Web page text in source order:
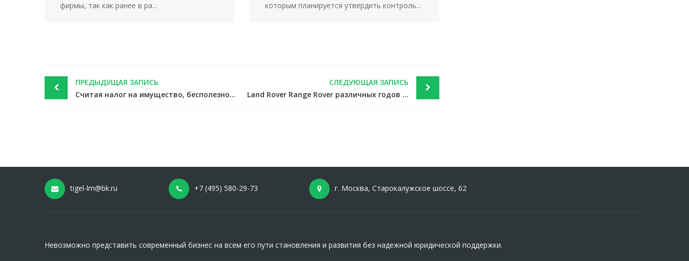
фирмы, так как ранее в ра...
которым планируется утвердить контроль...
Post
navigation
ПРЕДЫДУЩАЯ ЗАПИСЬ
Считая налог на имущество, бесполезно уменьшать кадастровую стоимость на НДС — новости налоги
СЛЕДУЮЩАЯ ЗАПИСЬ
Land Rover Range Rover различных годов выпуска: нужен ли коэффициент к налогу — новости налоги
tigel-lm@bk.ru +7 (495) 580-29-73 г. Москва, Старокалужское шоссе, 62
Невозможно представить современный бизнес на всем его пути становления и развития без надежной юридической поддержки.